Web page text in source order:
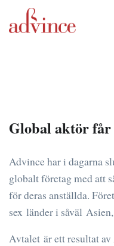
Global aktör
Advince har i dagarna
globalt företag med att
för deras anställda.
sex länder i såväl
Avtalet är ett resultat